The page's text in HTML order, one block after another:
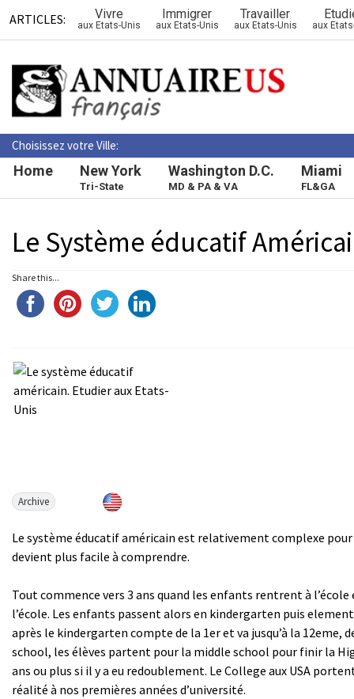
ARTICLES: Vivre
aux Etats-Unis
Immigrer
aux Etats-Unis
Travailler
aux Etats-Unis aux
Choisissez votre Ville:
Home New York
Tri-State
Washington D.C.
MD & PA & VA
Miami
FL&GA
Le Système éducatif
Share this...
Archive
Le système éducatif américain est relativement complexe
devient plus facile à comprendre.
Tout commence vers 3 ans quand les enfants rentrent à
l’école. Les enfants passent alors en kindergarten puis
après le kindergarten compte de la 1er et va jusqu’à la 12eme,
school, les élèves partent pour la middle school pour finir la
ans ou plus si il y a eu redoublement. Le College aux USA
réalité à nos premières années d’université.